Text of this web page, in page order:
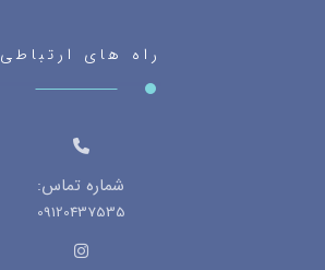
راه های ارتباطی
شماره تماس:
09120437535